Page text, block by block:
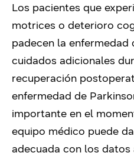
Los pacientes que
motrices o deterioro
padecen la enfermedad
cuidados adicionales
recuperación
enfermedad de
importante en el
equipo médico puede
adecuada con los